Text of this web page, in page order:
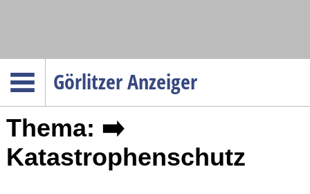
Görlitzer Anzeiger
Menüpunkte
Startseite
Gesellschaft
Thema: ➡️
Katastrophenschutz